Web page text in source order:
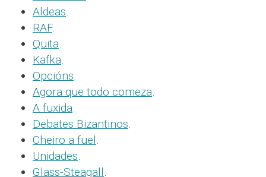
Aldeas.
RAF.
Quita.
Kafka.
Opcións.
Agora que todo comeza.
A fuxida.
Debates Bizantinos.
Cheiro a fuel.
Unidades.
Glass-Steagall.